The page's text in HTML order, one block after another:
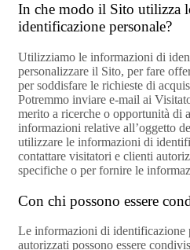
In che modo il Sito utilizza
identificazione personale?
Utilizziamo le informazioni di
personalizzare il Sito, per fare
per soddisfare le richieste di
Potremmo inviare e-mail ai
merito a ricerche o opportunità di
informazioni relative all’oggetto
utilizzare le informazioni di
contattare visitatori e clienti
specifiche o per fornire le
Con chi possono essere
Le informazioni di identificazione
autorizzati possono essere